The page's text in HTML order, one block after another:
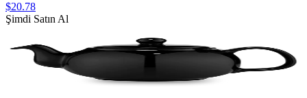
$20.78
Şimdi Satın Al